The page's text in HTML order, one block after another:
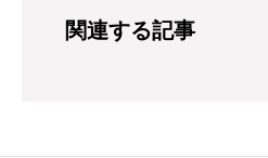
関連する記事